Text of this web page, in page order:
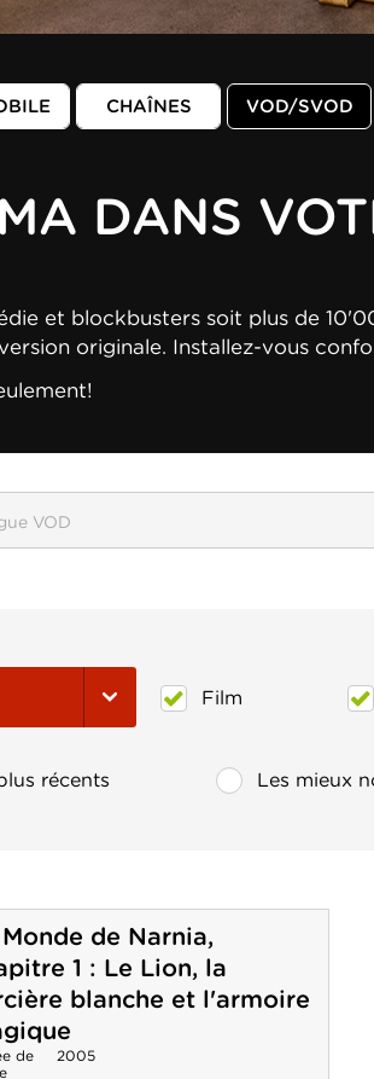
CHAÎNES VOD/SVOD
DANS
et blockbusters soit plus de
originale. Installez-vous
Film
récents Les mieux
de Narnia,
1 : Le Lion, la
blanche et l'armoire
de
2005